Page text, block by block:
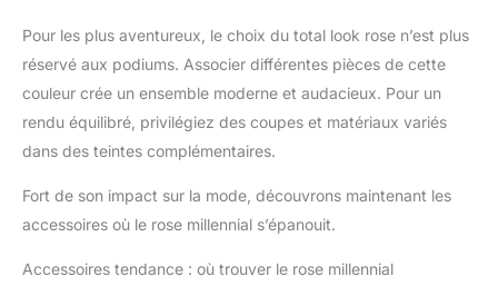
Pour les plus aventureux, le choix du total look rose n’est plus
réservé aux podiums. Associer différentes pièces de cette
couleur crée un ensemble moderne et audacieux. Pour un
rendu équilibré, privilégiez des coupes et matériaux variés
dans des teintes complémentaires.
Fort de son impact sur la mode, découvrons maintenant les
accessoires où le rose millennial s’épanouit.
Accessoires tendance : où trouver le rose millennial